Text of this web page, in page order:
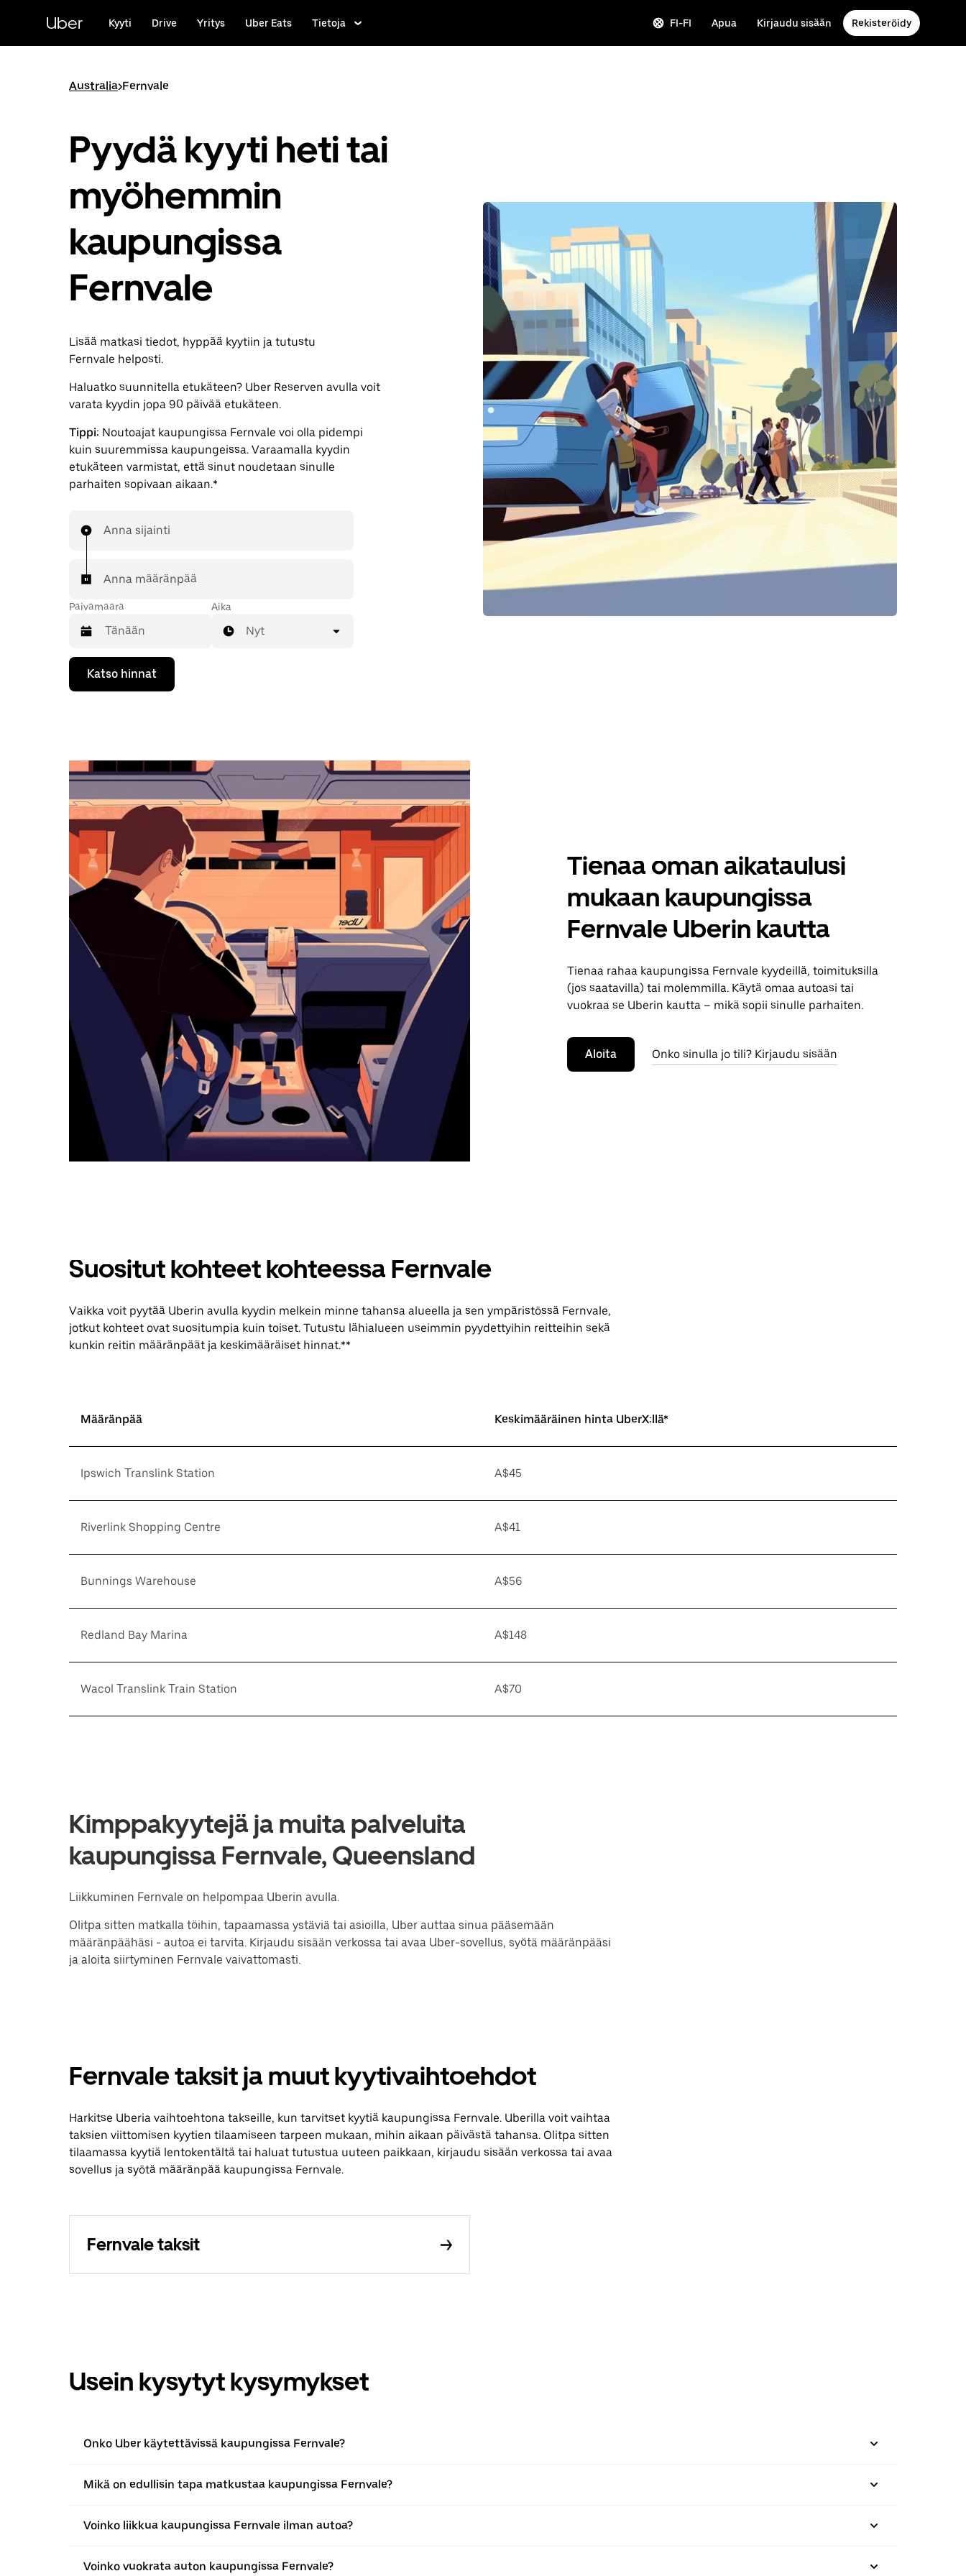
pääsisältöön
Uber Kyyti Drive Yritys Uber Eats Tietoja FI-FI Apua Kirjaudu sisään Rekisteröidy
Australia>Fernvale
Pyydä kyyti heti tai
myöhemmin
kaupungissa
Fernvale
Lisää matkasi tiedot, hyppää kyytiin ja tutustu
Fernvale helposti.
Haluatko suunnitella etukäteen? Uber Reserven avulla voit
varata kyydin jopa 90 päivää etukäteen.
Tippi: Noutoajat kaupungissa Fernvale voi olla pidempi
kuin suuremmissa kaupungeissa. Varaamalla kyydin
etukäteen varmistat, että sinut noudetaan sinulle
parhaiten sopivaan aikaan.*
Anna sijainti
Anna määränpää
Päivämäärä
Valitse
päivämäärä
kalenterissa
Esc-
painikkeella.
Aika
Nyt
Katso hinnat
Tienaa oman aikataulusi
mukaan kaupungissa
Fernvale Uberin kautta
Tienaa rahaa kaupungissa Fernvale kyydeillä, toimituksilla
(jos saatavilla) tai molemmilla. Käytä omaa autoasi tai
vuokraa se Uberin kautta – mikä sopii sinulle parhaiten.
Aloita Onko sinulla jo tili? Kirjaudu sisään
Suositut kohteet kohteessa Fernvale
Vaikka voit pyytää Uberin avulla kyydin melkein minne tahansa alueella ja sen ympäristössä Fernvale,
jotkut kohteet ovat suositumpia kuin toiset. Tutustu lähialueen useimmin pyydettyihin reitteihin sekä
kunkin reitin määränpäät ja keskimääräiset hinnat.**
Määränpää Keskimääräinen hinta UberX:llä*
Ipswich Translink Station A$45
Riverlink Shopping Centre A$41
Bunnings Warehouse A$56
Redland Bay Marina A$148
Wacol Translink Train Station A$70
Kimppakyytejä ja muita palveluita
kaupungissa Fernvale, Queensland
Liikkuminen Fernvale on helpompaa Uberin avulla.
Olitpa sitten matkalla töihin, tapaamassa ystäviä tai asioilla, Uber auttaa sinua pääsemään
määränpäähäsi - autoa ei tarvita. Kirjaudu sisään verkossa tai avaa Uber-sovellus, syötä määränpääsi
ja aloita siirtyminen Fernvale vaivattomasti.
Fernvale taksit ja muut kyytivaihtoehdot
Harkitse Uberia vaihtoehtona takseille, kun tarvitset kyytiä kaupungissa Fernvale. Uberilla voit vaihtaa
taksien viittomisen kyytien tilaamiseen tarpeen mukaan, mihin aikaan päivästä tahansa. Olitpa sitten
tilaamassa kyytiä lentokentältä tai haluat tutustua uuteen paikkaan, kirjaudu sisään verkossa tai avaa
sovellus ja syötä määränpää kaupungissa Fernvale.
Fernvale taksit
Usein kysytyt kysymykset
Onko Uber käytettävissä kaupungissa Fernvale?
Mikä on edullisin tapa matkustaa kaupungissa Fernvale?
Voinko liikkua kaupungissa Fernvale ilman autoa?
Voinko vuokrata auton kaupungissa Fernvale?